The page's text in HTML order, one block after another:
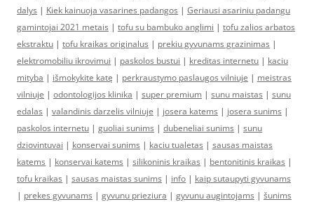
dalys | Kiek kainuoja vasarines padangos | Geriausi asariniu padangu
gamintojai 2021 metais | tofu su bambuko anglimi | tofu zalios arbatos
ekstraktu | tofu kraikas originalus | prekiu gyvunams grazinimas |
elektromobiliu ikrovimui | paskolos bustui | kreditas internetu | kaciu
mityba | išmokykite katę | perkraustymo paslaugos vilniuje | meistras
vilniuje | odontologijos klinika | super premium | sunu maistas | sunu
edalas | valandinis darzelis vilniuje | josera katems | josera sunims |
paskolos internetu | guoliai sunims | dubeneliai sunims | sunu
dziovintuvai | konservai sunims | kaciu tualetas | sausas maistas
katems | konservai katems | silikoninis kraikas | bentonitinis kraikas |
tofu kraikas | sausas maistas sunims | info | kaip sutaupyti gyvunams
| prekes gyvunams | gyvunu prieziura | gyvunu augintojams | šunims